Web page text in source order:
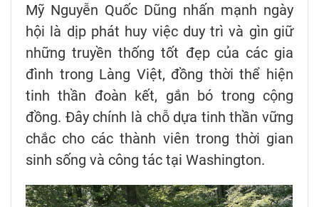
Mỹ Nguyễn Quốc Dũng nhấn mạnh ngày
hội là dịp phát huy việc duy trì và gìn giữ
những truyền thống tốt đẹp của các gia
đình trong Làng Việt, đồng thời thể hiện
tinh thần đoàn kết, gắn bó trong cộng
đồng. Đây chính là chỗ dựa tinh thần vững
chắc cho các thành viên trong thời gian
sinh sống và công tác tại Washington.